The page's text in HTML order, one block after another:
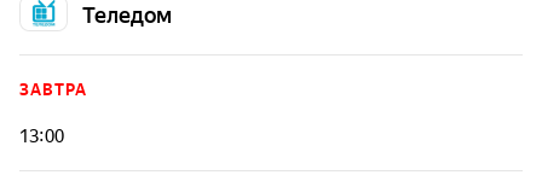
Теледом
ЗАВТРА
13:00